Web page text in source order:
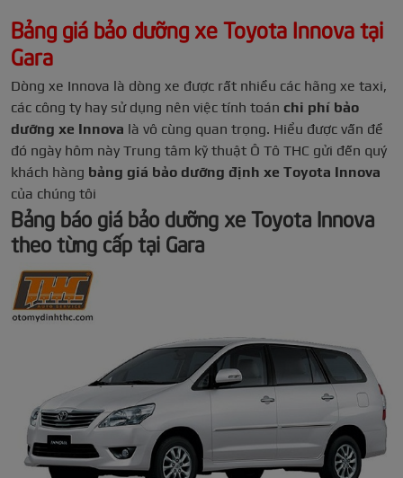
Bảng giá bảo dưỡng xe Toyota Innova tại
Gara
Dòng xe Innova là dòng xe được rất nhiều các hãng xe taxi,
các công ty hay sử dụng nên việc tính toán chi phí bảo
dưỡng xe Innova là vô cùng quan trọng. Hiểu được vấn đề
đó ngày hôm này Trung tâm kỹ thuật Ô Tô THC gửi đến quý
khách hàng bảng giá bảo dưỡng định xe Toyota Innova
của chúng tôi
Bảng báo giá bảo dưỡng xe Toyota Innova
theo từng cấp tại Gara